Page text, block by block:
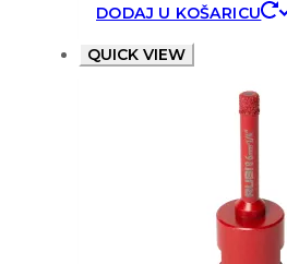
DODAJ U KOŠARICU
QUICK VIEW